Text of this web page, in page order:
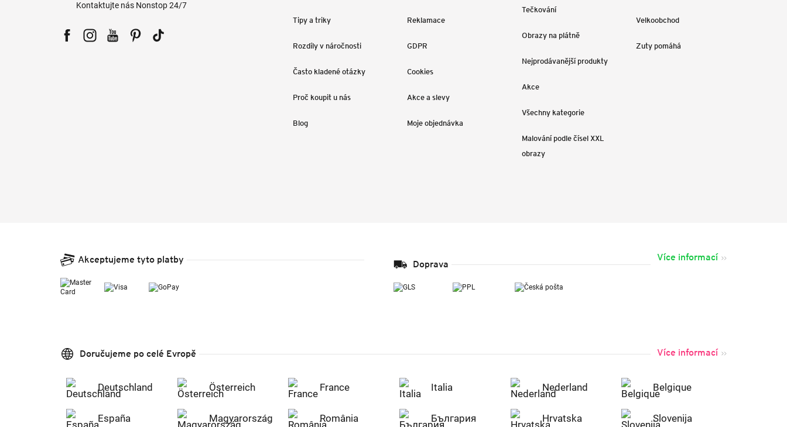
Kontaktujte nás Nonstop 24/7
Tipy a triky
Rozdíly v náročnosti
Často kladené otázky
Proč koupit u nás
Blog
Reklamace
GDPR
Cookies
Akce a slevy
Moje objednávka
Tečkování
Obrazy na plátně
Nejprodávanější produkty
Akce
Všechny kategorie
Malování podle čísel XXL
obrazy
Velkoobchod
Zuty pomáhá
Akceptujeme tyto platby Doprava
Více informací
Doručujeme po celé Evropě Více informací
Deutschland Österreich France Italia Nederland Belgique
España Magyarország România България Hrvatska Slovenija